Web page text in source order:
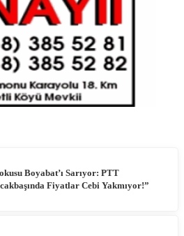
Boyabat’ı Sarıyor: PTT
Fiyatlar Cebi Yakmıyor!”